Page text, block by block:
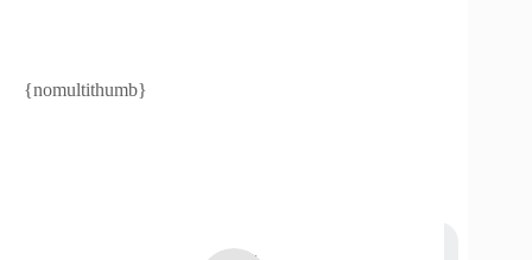
{nomultithumb}